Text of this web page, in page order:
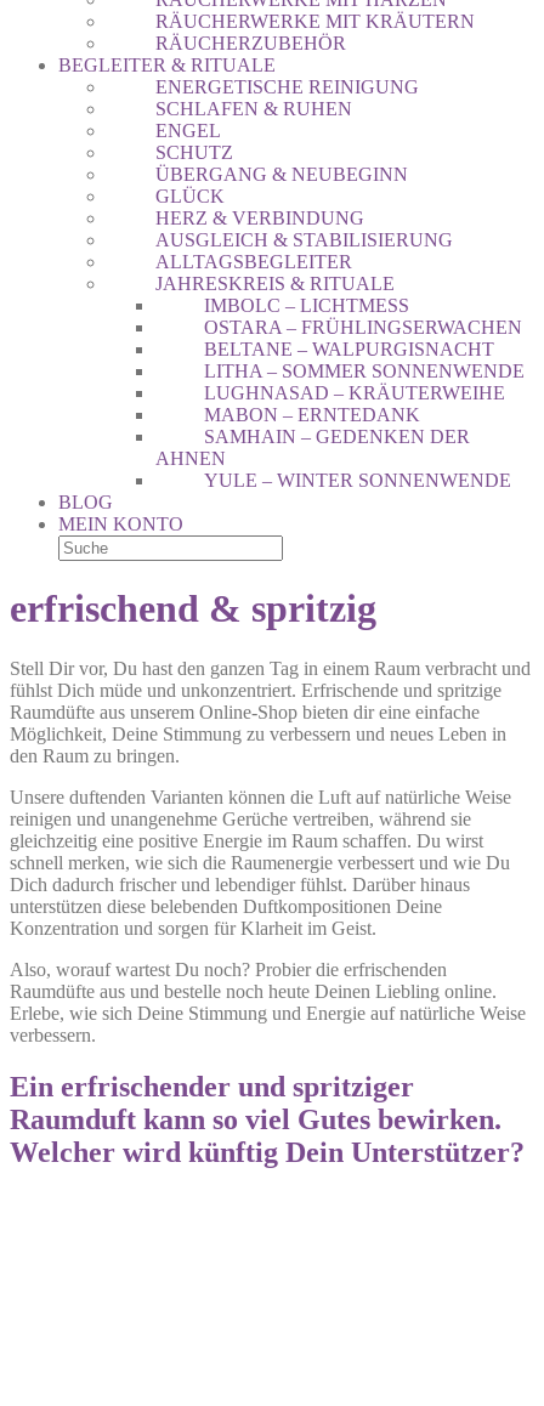
RÄUCHERWERKE MIT KRÄUTERN
RÄUCHERZUBEHÖR
BEGLEITER & RITUALE
ENERGETISCHE REINIGUNG
SCHLAFEN & RUHEN
ENGEL
SCHUTZ
ÜBERGANG & NEUBEGINN
GLÜCK
HERZ & VERBINDUNG
AUSGLEICH & STABILISIERUNG
ALLTAGSBEGLEITER
JAHRESKREIS & RITUALE
IMBOLC – LICHTMESS
OSTARA – FRÜHLINGSERWACHEN
BELTANE – WALPURGISNACHT
LITHA – SOMMER SONNENWENDE
LUGHNASAD – KRÄUTERWEIHE
MABON – ERNTEDANK
SAMHAIN – GEDENKEN DER
AHNEN
YULE – WINTER SONNENWENDE
BLOG
MEIN KONTO
erfrischend & spritzig
Stell Dir vor, Du hast den ganzen Tag in einem Raum verbracht und
fühlst Dich müde und unkonzentriert. Erfrischende und spritzige
Raumdüfte aus unserem Online-Shop bieten dir eine einfache
Möglichkeit, Deine Stimmung zu verbessern und neues Leben in
den Raum zu bringen.
Unsere duftenden Varianten können die Luft auf natürliche Weise
reinigen und unangenehme Gerüche vertreiben, während sie
gleichzeitig eine positive Energie im Raum schaffen. Du wirst
schnell merken, wie sich die Raumenergie verbessert und wie Du
Dich dadurch frischer und lebendiger fühlst. Darüber hinaus
unterstützen diese belebenden Duftkompositionen Deine
Konzentration und sorgen für Klarheit im Geist.
Also, worauf wartest Du noch? Probier die erfrischenden
Raumdüfte aus und bestelle noch heute Deinen Liebling online.
Erlebe, wie sich Deine Stimmung und Energie auf natürliche Weise
verbessern.
Ein erfrischender und spritziger
Raumduft kann so viel Gutes bewirken.
Welcher wird künftig Dein Unterstützer?